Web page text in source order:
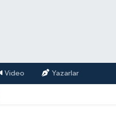
Video Yazarlar